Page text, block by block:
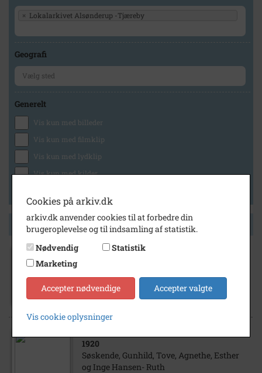
× Lokalarkivet Alsønderup -Tjæreby
Geografi
Generelt
Vis kun med billeder
Vis kun med filmklip
Vis kun med lydklip
Vis kun med kilder
Side 1 af 1
mand, Alec Scott
1920
Søskende, Gunhild, Tove, Agnethe, Esther
og Inge Hansen- Ruth
Cookies på arkiv.dk
arkiv.dk anvender cookies til at forbedre din
brugeroplevelse og til indsamling af statistik.
Nødvendig
Statistik
Marketing
Accepter nødvendige Accepter valgte
Vis cookie oplysninger